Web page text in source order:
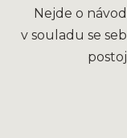
Nejde o
v souladu se